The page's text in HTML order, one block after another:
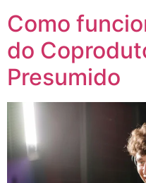
Como
do
Presumido